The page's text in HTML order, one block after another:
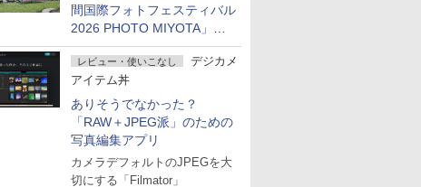
間国際フォトフェスティバル
2026 PHOTO MIYOTA」が
開幕
レビュー・使いこなし
デジカメ
アイテム丼
ありそうでなかった？
「RAW＋JPEG派」のための
写真編集アプリ
カメラデフォルトのJPEGを大
切にする「Filmator」